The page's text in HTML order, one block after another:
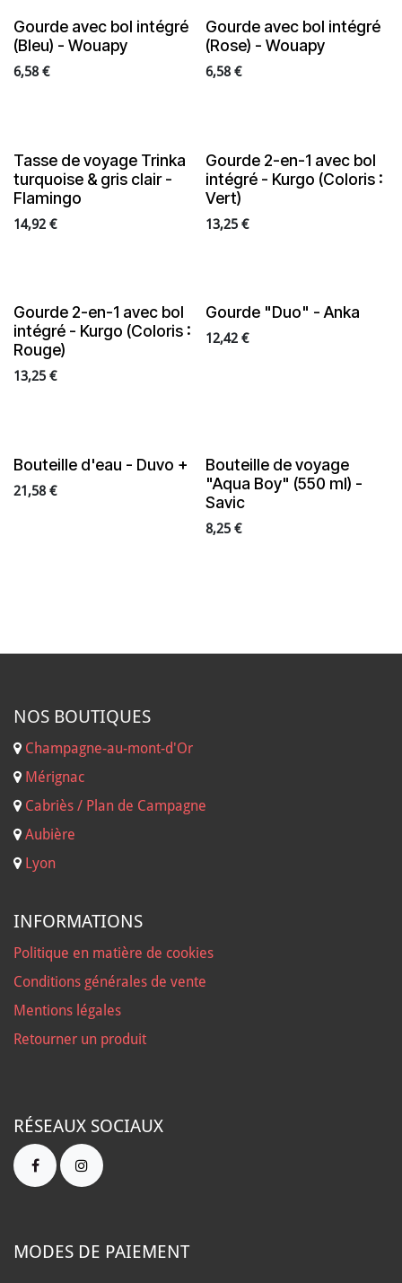
Gourde avec bol intégré
(Bleu) - Wouapy
6,58 €
Gourde avec bol intégré
(Rose) - Wouapy
6,58€
Tasse de voyage Trinka
turquoise & gris clair -
Flamingo
14,92 €
Gourde 2-en-1 avec bol
intégré - Kurgo (Coloris :
Vert)
13,25€
Gourde 2-en-1 avec bol
intégré - Kurgo (Coloris :
Rouge)
13,25 €
Gourde "Duo" - Anka
12,42€
En rupture de stock
Bouteille d'eau - Duvo +
21,58 €
Bouteille de voyage
"Aqua Boy" (550 ml) -
Savic
8,25€
NOS BOUTIQUES
Champagne-au-mont-d'Or
Mérignac
Cabriès / Plan de Campagne
Aubière
Lyon
INFORMATIONS
Politique en matière de cookies
Conditions générales de vente
Mentions légales
Retourner un produit
RÉSEAUX SOCIAUX
MODES DE PAIEMENT